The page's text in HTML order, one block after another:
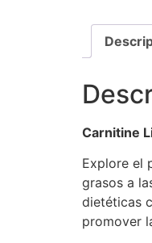
Carnitine
Explore el
grasos a
dietéticas
promover